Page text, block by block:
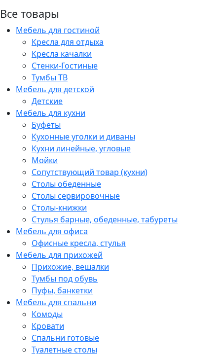
Все товары
Мебель для гостиной
Кресла для отдыха
Кресла качалки
Стенки-Гостиные
Тумбы ТВ
Мебель для детской
Детские
Мебель для кухни
Буфеты
Кухонные уголки и диваны
Кухни линейные, угловые
Мойки
Сопутствующий товар (кухни)
Столы обеденные
Столы сервировочные
Столы-книжки
Стулья барные, обеденные, табуреты
Мебель для офиса
Офисные кресла, стулья
Мебель для прихожей
Прихожие, вешалки
Тумбы под обувь
Пуфы, банкетки
Мебель для спальни
Комоды
Кровати
Спальни готовые
Туалетные столы